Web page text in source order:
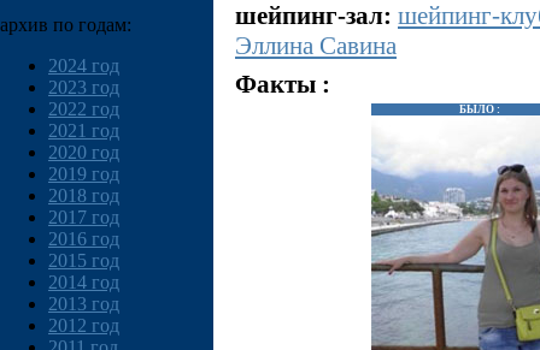
архив по годам:
2024 год
2023 год
2022 год
2021 год
2020 год
2019 год
2018 год
2017 год
2016 год
2015 год
2014 год
2013 год
2012 год
шейпинг-зал: шейпинг-
Эллина Савина
Факты :
БЫЛО :